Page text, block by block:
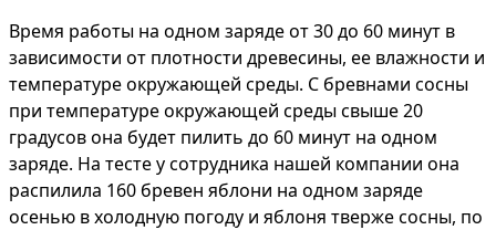
Время работы на одном заряде от 30 до 60 минут в
зависимости от плотности древесины, ее влажности и
температуре окружающей среды. С бревнами сосны
при температуре окружающей среды свыше 20
градусов она будет пилить до 60 минут на одном
заряде. На тесте у сотрудника нашей компании она
распилила 160 бревен яблони на одном заряде
осенью в холодную погоду и яблоня тверже сосны, по